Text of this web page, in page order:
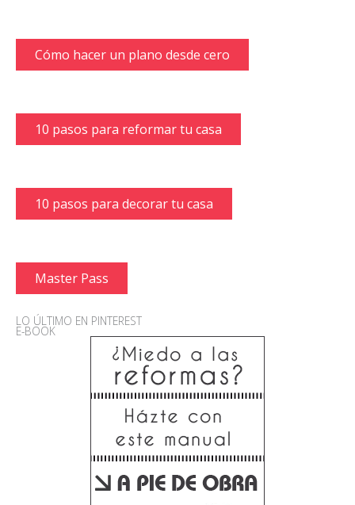
Cómo hacer un plano desde cero
10 pasos para reformar tu casa
10 pasos para decorar tu casa
Master Pass
LO ÚLTIMO EN PINTEREST
E-BOOK